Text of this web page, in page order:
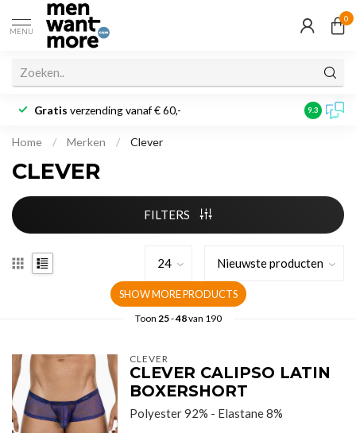
MENU
0
Gratis verzending vanaf € 60,- 9.3
Home / Merken / Clever
CLEVER
FILTERS
SHOW MORE PRODUCTS
Toon 25-48van 190
CLEVER
CLEVER CALIPSO LATIN
BOXERSHORT
Polyester 92% - Elastane 8%